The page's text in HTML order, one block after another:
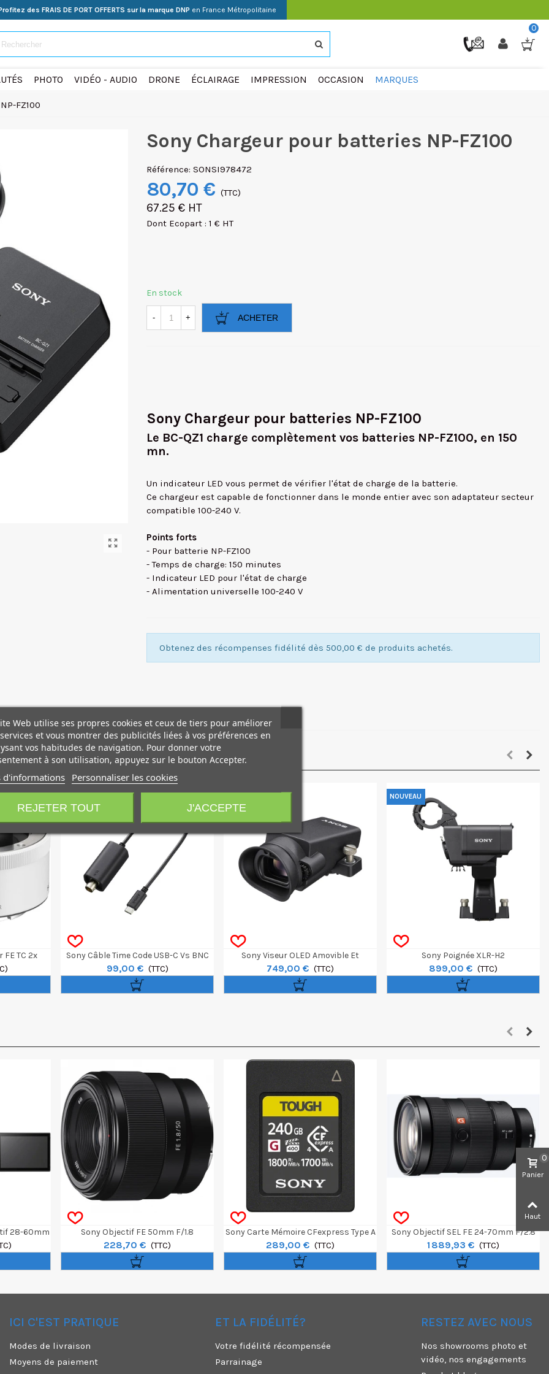
des FRAIS DE PORT OFFERTS sur la marque DNP en France Métropolitaine
0
PHOTO VIDÉO - AUDIO DRONE ÉCLAIRAGE IMPRESSION OCCASION MARQUES
FZ100
Sony Chargeur pour batteries NP-FZ100
Référence: SONSI978472
80,70 € (TTC)
67.25 € HT
Dont Ecopart : 1 € HT
En stock
- + ACHETER
Sony Chargeur pour batteries NP-FZ100
Le BC-QZ1 charge complètement vos batteries NP-FZ100, en 150
mn.
Un indicateur LED vous permet de vérifier l'état de charge de la batterie.
Ce chargeur est capable de fonctionner dans le monde entier avec son adaptateur secteur
compatible 100-240 V.
Points forts
- Pour batterie NP-FZ100
- Temps de charge: 150 minutes
- Indicateur LED pour l'état de charge
- Alimentation universelle 100-240 V
Obtenez des récompenses fidélité dès 500,00 € de produits achetés.
TC 2x
Sony Câble Time Code USB-C Vs BNC
Pour FX5
99,00 € (TTC)
Sony Viseur OLED Amovible Et
Orientable Pour FX5
749,00 € (TTC)
NOUVEAU
Sony Poignée XLR-H2
899,00 € (TTC)
28-60mm Sony Objectif FE 50mm F/1.8
228,70 € (TTC)
Sony Carte Mémoire CFexpress Type A
Tough - 240GB / 1800Mbps
289,00 € (TTC)
Sony Objectif SEL FE 24-70mm F/2.8
GM
1 889,93 € (TTC)
ICI C'EST PRATIQUE
Modes de livraison
Moyens de paiement
ET LA FIDÉLITÉ?
Votre fidélité récompensée
Parrainage
RESTEZ AVEC NOUS
Nos showrooms photo et
vidéo, nos engagements
Web utilise ses propres cookies et ceux de tiers pour améliorer
et vous montrer des publicités liées à vos préférences en
vos habitudes de navigation. Pour donner votre
à son utilisation, appuyez sur le bouton Accepter.
d'informations Personnaliser les cookies
REJETER TOUT J'ACCEPTE
Panier
0
Haut